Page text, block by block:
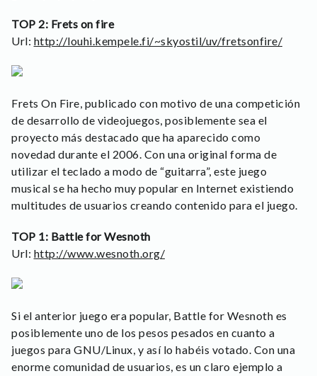
TOP 2: Frets on fire
Url: http://louhi.kempele.fi/~skyostil/uv/fretsonfire/
Frets On Fire, publicado con motivo de una competición
de desarrollo de videojuegos, posiblemente sea el
proyecto más destacado que ha aparecido como
novedad durante el 2006. Con una original forma de
utilizar el teclado a modo de “guitarra”, este juego
musical se ha hecho muy popular en Internet existiendo
multitudes de usuarios creando contenido para el juego.
TOP 1: Battle for Wesnoth
Url: http://www.wesnoth.org/
Si el anterior juego era popular, Battle for Wesnoth es
posiblemente uno de los pesos pesados en cuanto a
juegos para GNU/Linux, y así lo habéis votado. Con una
enorme comunidad de usuarios, es un claro ejemplo a